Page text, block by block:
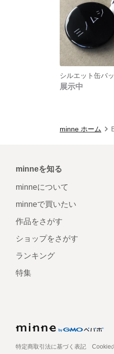
シルエット缶バ
展示中
minne ホーム
minneを知る
minneについて
minneで買いたい
作品をさがす
ショップをさがす
ランキング
特集
特定商取引法に基づく表記 Cookie